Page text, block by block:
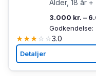
Alder, 18 år +
3.000 kr. –
Godkendelse:
★★★☆ ☆3.0
Detaljer